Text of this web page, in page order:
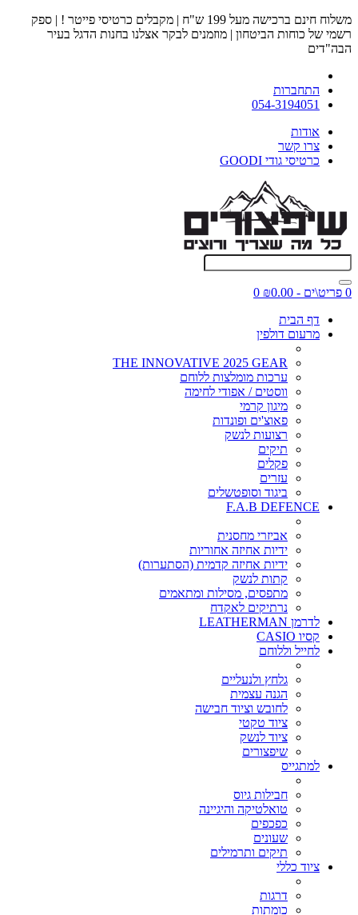
משלוח חינם ברכישה מעל 199 ש"ח | מקבלים כרטיסי פייטר ! | ספק
רשמי של כוחות הביטחון | מוזמנים לבקר אצלנו בחנות הדגל בעיר
הבה"דים
התחברות
054-3194051
אודות
צרו קשר
כרטיסי גודי GOODI
0 פריט\ים - ₪0.00
0
דף הבית
מרעום דולפין
THE INNOVATIVE 2025 GEAR
ערכות מומלצות ללוחם
ווסטים / אפודי לחימה
מיגון קרמי
פאוצ'ים ופונדות
רצועות לנשק
תיקים
פקלים
עזרים
ביגוד וסופטשלים
F.A.B DEFENCE
אביזרי מחסנית
ידיות אחיזה אחוריות
ידיות אחיזה קדמית (הסתערות)
קתות לנשק
מתפסים, מסילות ומתאמים
נרתיקים לאקדח
לדרמן LEATHERMAN
קסיו CASIO
לחייל וללוחם
גלחץ ולנעליים
הגנה עצמית
לחובש וציוד חבישה
ציוד טקטי
ציוד לנשק
שיפצורים
למתגייס
חבילות גיוס
טואלטיקה והיגיינה
כפכפים
שעונים
תיקים ותרמילים
ציוד כללי
דרגות
כומתות